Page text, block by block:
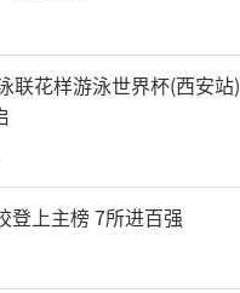
联花样游泳世界杯(西安站)
登上主榜 7所进百强